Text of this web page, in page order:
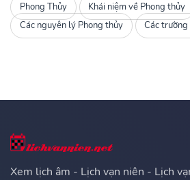
Phong Thủy
Khái niệm về Phong thủy
Các nguyên lý Phong thủy
Các
Xem lịch âm - Lịch vạn niên - Lịch